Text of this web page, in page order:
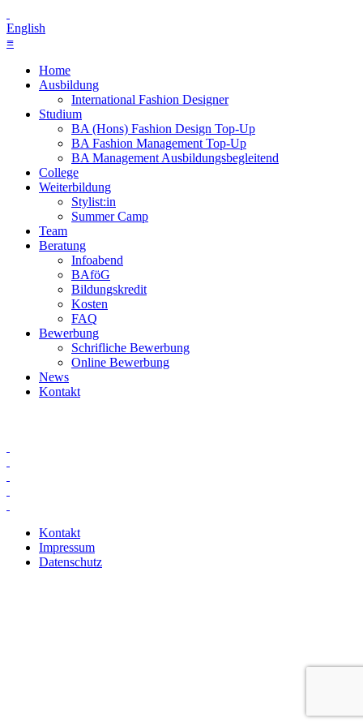
English
≡
Home
Ausbildung
International Fashion Designer
Studium
BA (Hons) Fashion Design Top-Up
BA Fashion Management Top-Up
BA Management Ausbildungsbegleitend
College
Weiterbildung
Stylist:in
Summer Camp
Team
Beratung
Infoabend
BAföG
Bildungskredit
Kosten
FAQ
Bewerbung
Schrifliche Bewerbung
Online Bewerbung
News
Kontakt
Kontakt
Impressum
Datenschutz